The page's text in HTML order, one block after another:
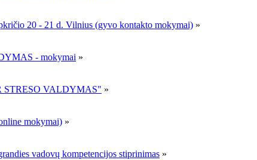
20 - 21 d. Vilnius (gyvo kontakto mokymai) »
- mokymai »
STRESO VALDYMAS" »
mokymai) »
vadovų kompetencijos stiprinimas »